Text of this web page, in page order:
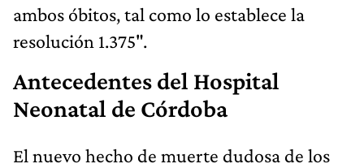
ambos óbitos, tal como lo establece la
resolución 1.375".
Antecedentes del Hospital
Neonatal de Córdoba
El nuevo hecho de muerte dudosa de los